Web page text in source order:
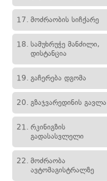
17. მოძრაობის სიჩქარე
18. სამუხრუჭე მანძილი,
დისტანცია
19. გაჩერება დგომა
20. გზაჯვარედინის გავლა
21. რკინიგზის
გადასასვლელი
22. მოძრაობა
ავტომაგისტრალზე